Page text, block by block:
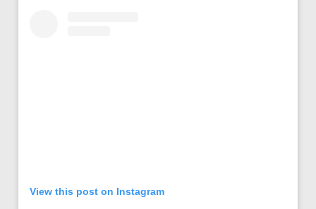
View this post on Instagram